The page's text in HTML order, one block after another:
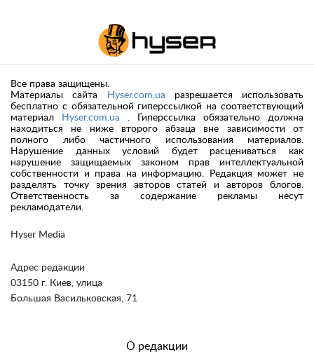
Hyser Media
Адрес редакции
03150 г. Киев, улица
Большая Васильковская, 71
Все права защищены.
Материалы сайта
Hyser.com.ua разрешается использовать
бесплатно с обязательной гиперссылкой на соответствующий
материал
Hyser.com.ua . Гиперссылка обязательно должна
находиться не ниже второго абзаца вне зависимости от
полного либо частичного использования материалов.
Нарушение данных условий будет расцениваться как
нарушение защищаемых законом прав интеллектуальной
собственности и права на информацию. Редакция может не
разделять точку зрения авторов статей и авторов блогов.
Ответственность за содержание рекламы несут
рекламодатели.
О редакции